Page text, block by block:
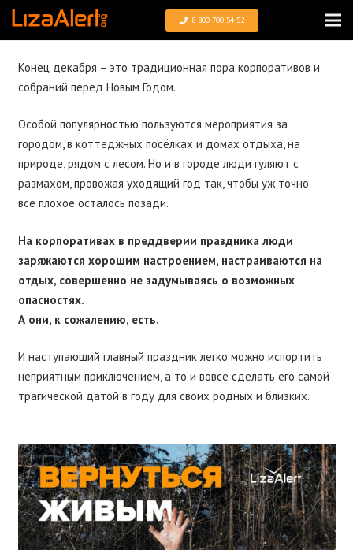
8 800 700 54 52
Конец декабря – это традиционная пора корпоративов и
собраний перед Новым Годом.
Особой популярностью пользуются мероприятия за
городом, в коттеджных посёлках и домах отдыха, на
природе, рядом с лесом. Но и в городе люди гуляют с
размахом, провожая уходящий год так, чтобы уж точно
всё плохое осталось позади.
На корпоративах в преддверии праздника люди
заряжаются хорошим настроением, настраиваются на
отдых, совершенно не задумываясь о возможных
опасностях.
А они, к сожалению, есть.
И наступающий главный праздник легко можно испортить
неприятным приключением, а то и вовсе сделать его самой
трагической датой в году для своих родных и близких.